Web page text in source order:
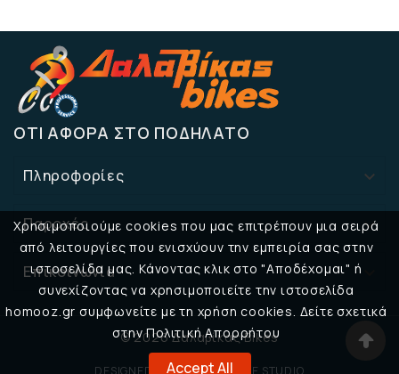
Χρησιμοποιούμε cookies που μας επιτρέπουν μια σειρά
από λειτουργίες που ενισχύουν την εμπειρία σας στην
ιστοσελίδα μας. Κάνοντας κλικ στο "Αποδέχομαι" ή
συνεχίζοντας να χρησιμοποιείτε την ιστοσελίδα
homooz.gr συμφωνείτε με τη χρήση cookies. Δείτε σχετικά
στην Πολιτική Απορρήτου
Accept All
ΌΤΙ ΑΦΟΡΆ ΣΤΟ ΠΟΔΉΛΑΤΟ
Πληροφορίες 
Παροχές 
Επικοινωνία 
© 2026 Δαλαβίκας Bikes
DESIGNED BY32BIT CREATIVE STUDIO